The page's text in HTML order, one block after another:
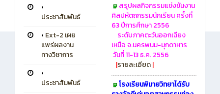
•
ประชาสัมพันธ์
• Ext-2 เผย
แพร่ผลงาน
ทางวิชาการ
•
ประชาสัมพันธ์
สรุปผลกิจกรรมแข่งขันงาน
ศิลปหัตถกรรมนักเรียน ครั้งที่
63 ปีการศึกษา 2556
ระดับภาคตะวันออกเฉียง
เหนือ จ.นครพนม-มุกดาหาร
วันที่ 11-13 ธ.ค. 2556
|รายละเอียด|
โรงเรียนพิมายวิทยาได้รับ